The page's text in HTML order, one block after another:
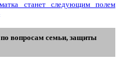
станет следующим полем
вопросам семьи, защиты